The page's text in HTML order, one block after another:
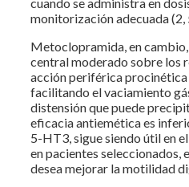
monitorización adecuada (2,
Metoclopramida, en
central moderado sobre los
acción periférica
facilitando el vaciamiento
distensión que puede
eficacia antiemética es
5-HT3, sigue siendo útil en
en pacientes seleccionados,
desea mejorar la motilidad